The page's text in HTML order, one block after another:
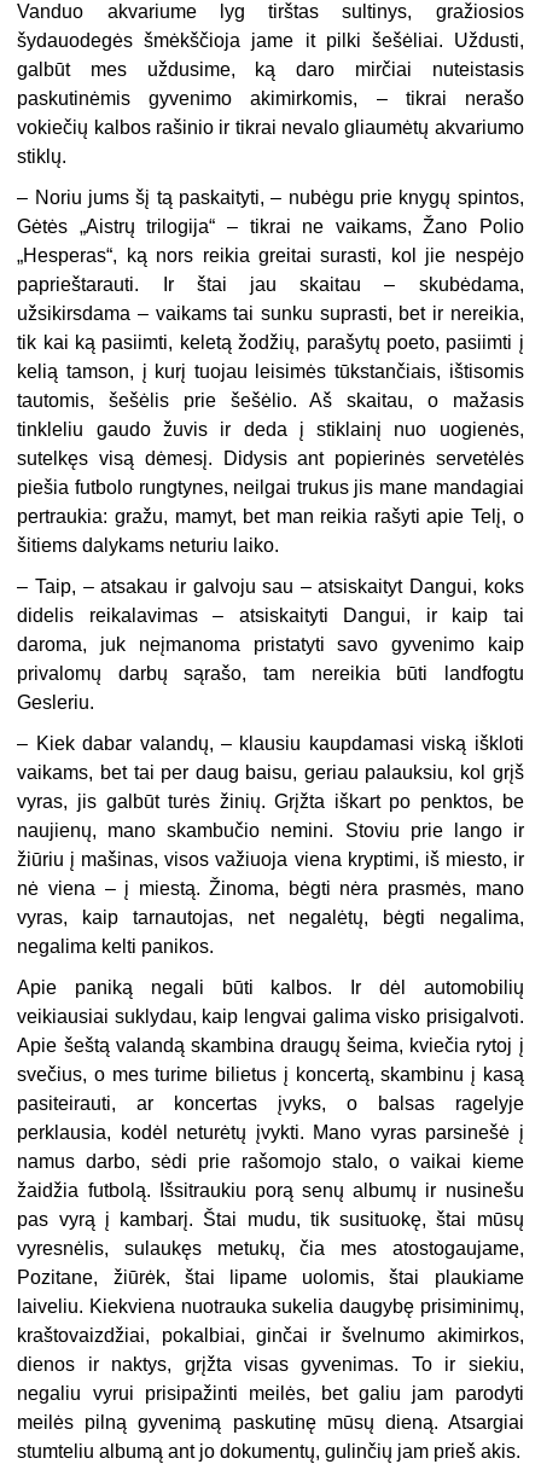
Vanduo akvariume lyg tirštas sultinys, gražiosios
šydauodegės šmėkščioja jame it pilki šešėliai. Uždusti,
galbūt mes uždusime, ką daro mirčiai nuteistasis
paskutinėmis gyvenimo akimirkomis, – tikrai nerašo
vokiečių kalbos rašinio ir tikrai nevalo gliaumėtų akvariumo
stiklų.
– Noriu jums šį tą paskaityti, – nubėgu prie knygų spintos,
Gėtės „Aistrų trilogija“ – tikrai ne vaikams, Žano Polio
„Hesperas“, ką nors reikia greitai surasti, kol jie nespėjo
paprieštarauti. Ir štai jau skaitau – skubėdama,
užsikirsdama – vaikams tai sunku suprasti, bet ir nereikia,
tik kai ką pasiimti, keletą žodžių, parašytų poeto, pasiimti į
kelią tamson, į kurį tuojau leisimės tūkstančiais, ištisomis
tautomis, šešėlis prie šešėlio. Aš skaitau, o mažasis
tinkleliu gaudo žuvis ir deda į stiklainį nuo uogienės,
sutelkęs visą dėmesį. Didysis ant popierinės servetėlės
piešia futbolo rungtynes, neilgai trukus jis mane mandagiai
pertraukia: gražu, mamyt, bet man reikia rašyti apie Telį, o
šitiems dalykams neturiu laiko.
–Taip, – atsakau ir galvoju sau – atsiskaityt Dangui, koks
didelis reikalavimas – atsiskaityti Dangui, ir kaip tai
daroma, juk neįmanoma pristatyti savo gyvenimo kaip
privalomų darbų sąrašo, tam nereikia būti landfogtu
Gesleriu.
– Kiek dabar valandų, – klausiu kaupdamasi viską iškloti
vaikams, bet tai per daug baisu, geriau palauksiu, kol grįš
vyras, jis galbūt turės žinių. Grįžta iškart po penktos, be
naujienų, mano skambučio nemini. Stoviu prie lango ir
žiūriu į mašinas, visos važiuoja viena kryptimi, iš miesto, ir
nė viena – į miestą. Žinoma, bėgti nėra prasmės, mano
vyras, kaip tarnautojas, net negalėtų, bėgti negalima,
negalima kelti panikos.
Apie paniką negali būti kalbos. Ir dėl automobilių
veikiausiai suklydau, kaip lengvai galima visko prisigalvoti.
Apie šeštą valandą skambina draugų šeima, kviečia rytoj į
svečius, o mes turime bilietus į koncertą, skambinu į kasą
pasiteirauti, ar koncertas įvyks, o balsas ragelyje
perklausia, kodėl neturėtų įvykti. Mano vyras parsinešė į
namus darbo, sėdi prie rašomojo stalo, o vaikai kieme
žaidžia futbolą. Išsitraukiu porą senų albumų ir nusinešu
pas vyrą į kambarį. Štai mudu, tik susituokę, štai mūsų
vyresnėlis, sulaukęs metukų, čia mes atostogaujame,
Pozitane, žiūrėk, štai lipame uolomis, štai plaukiame
laiveliu. Kiekviena nuotrauka sukelia daugybę prisiminimų,
kraštovaizdžiai, pokalbiai, ginčai ir švelnumo akimirkos,
dienos ir naktys, grįžta visas gyvenimas. To ir siekiu,
negaliu vyrui prisipažinti meilės, bet galiu jam parodyti
meilės pilną gyvenimą paskutinę mūsų dieną. Atsargiai
stumteliu albumą ant jo dokumentų, gulinčių jam prieš akis.